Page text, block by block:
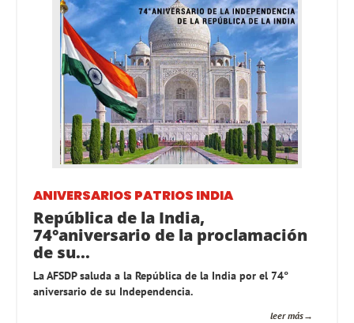
ANIVERSARIOS PATRIOS INDIA
República de la India,
74°aniversario de la proclamación
de su...
La AFSDP saluda a la República de la India por el 74°
aniversario de su Independencia.
leer más